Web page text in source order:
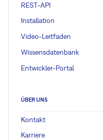
REST-API
Installation
Video-Leitfaden
Wissensdatenbank
Entwickler-Portal
ÜBER UNS
Kontakt
Karriere